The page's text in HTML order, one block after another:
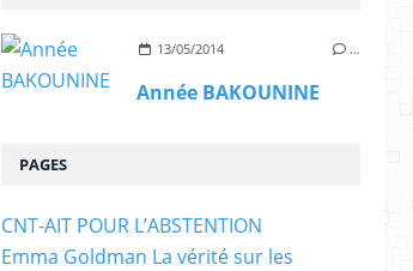
13/05/2014 …
Année BAKOUNINE
PAGES
CNT-AIT POUR L’ABSTENTION
Emma Goldman La vérité sur les